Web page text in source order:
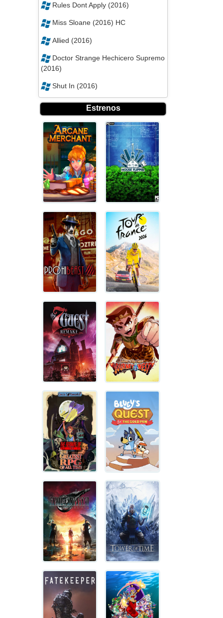
Rules Dont Apply (2016)
Miss Sloane (2016) HC
Allied (2016)
Doctor Strange Hechicero Supremo
(2016)
Shut In (2016)
Estrenos